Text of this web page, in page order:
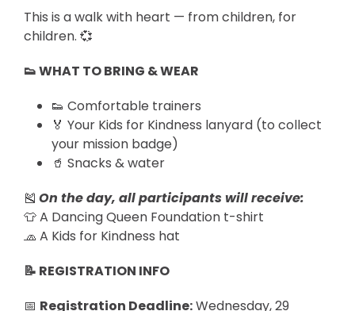
This is a walk with heart — from children, for
children. 💞
👟 WHAT TO BRING & WEAR
👟 Comfortable trainers
🏅 Your Kids for Kindness lanyard (to collect
your mission badge)
🥤 Snacks & water
🎽 On the day, all participants will receive:
👕 A Dancing Queen Foundation t-shirt
🧢 A Kids for Kindness hat
📝 REGISTRATION INFO
📅 Registration Deadline:Wednesday, 29